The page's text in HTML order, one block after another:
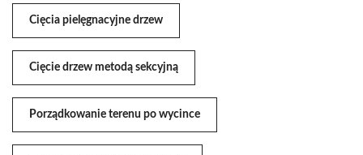
Cięcia pielęgnacyjne drzew
Cięcie drzew metodą sekcyjną
Porządkowanie terenu po wycince